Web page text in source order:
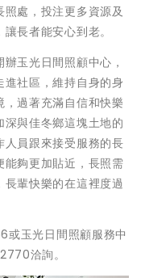
處，投注更多資源及
長者能安心到老。
玉光日間照顧中心，
社區，維持自身的身
過著充滿自信和快樂
深與佳冬鄉這塊土地的
員跟來接受服務的長
夠更加貼近，長照需
輩快樂的在這裡度過
或玉光日間照顧服務中
洽詢。